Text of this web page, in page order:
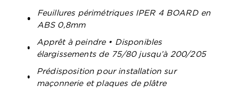
Feuillures périmétriques IPER 4 BOARD en
ABS 0,8mm
Apprêt à peindre • Disponibles
élargissements de 75/80 jusqu’à 200/205
Prédisposition pour installation sur
maçonnerie et plaques de plâtre